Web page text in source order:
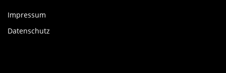
Impressum
Datenschutz